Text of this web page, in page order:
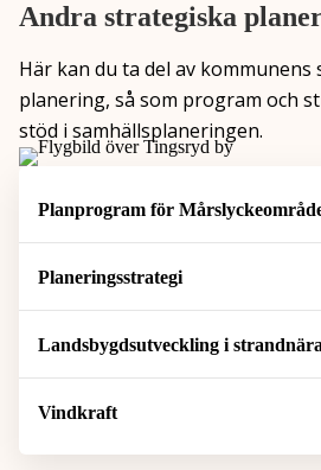
Andra strategiska
Här kan du ta del av kommunens
planering, så som program och
stöd i samhällsplaneringen.
Planprogram för
Planeringsstrategi
Landsbygdsutveckling i
Vindkraft